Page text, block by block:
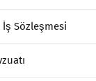
Sözleşmesi